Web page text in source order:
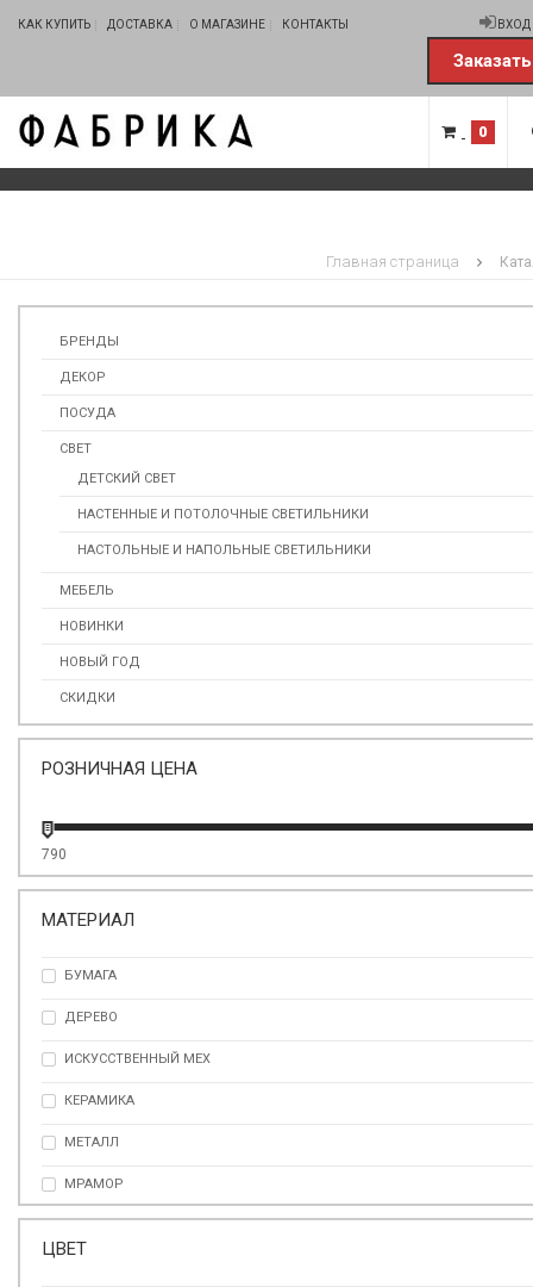
КАК КУПИТЬ ДОСТАВКА О МАГАЗИНЕ КОНТАКТЫ ВХОД
0
Главная страница
БРЕНДЫ
ДЕКОР
ПОСУДА
СВЕТ
ДЕТСКИЙ СВЕТ
НАСТЕННЫЕ И ПОТОЛОЧНЫЕ СВЕТИЛЬНИКИ
НАСТОЛЬНЫЕ И НАПОЛЬНЫЕ СВЕТИЛЬНИКИ
МЕБЕЛЬ
НОВИНКИ
НОВЫЙ ГОД
СКИДКИ
РОЗНИЧНАЯ ЦЕНА
790
МАТЕРИАЛ
БУМАГА
ДЕРЕВО
ИСКУССТВЕННЫЙ МЕХ
КЕРАМИКА
МЕТАЛЛ
МРАМОР
ПЛАСТИК
ЦВЕТ